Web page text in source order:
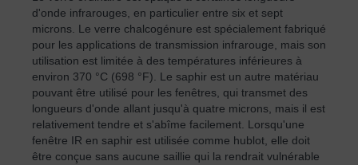
d'onde infrarouges, en particulier entre six et sept
microns. Le verre chalcogénure est spécialement fabriqué
pour les applications de transmission infrarouge, mais son
utilisation est limitée à des températures inférieures à
environ 370 °C (698 °F). Le saphir est un autre matériau
pouvant être utilisé pour les fenêtres, qui transmet des
longueurs d'onde allant jusqu'à quatre microns, mais il est
relativement tendre et s'abîme facilement. Lorsqu'une
fenêtre IR en saphir est utilisée comme hublot, elle doit
être conçue sans aucune saillie qui la rendrait vulnérable